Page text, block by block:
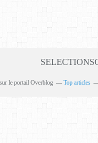
le portail Overblog Top articles